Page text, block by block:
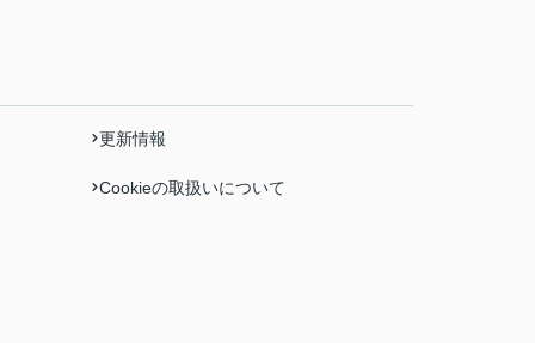
更新情報
Cookieの取扱いについて